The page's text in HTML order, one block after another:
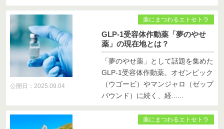
公開日：2025.09.04
薬にまつわるエトセトラ
GLP-1受容体作動薬「夢のやせ
薬」の現在地とは？
「夢のやせ薬」として話題を集めた
GLP-1受容体作動薬。オゼンピック
（ウゴービ）やマンジャロ（ゼップ
バウンド）に続く、経......
薬にまつわるエトセトラ